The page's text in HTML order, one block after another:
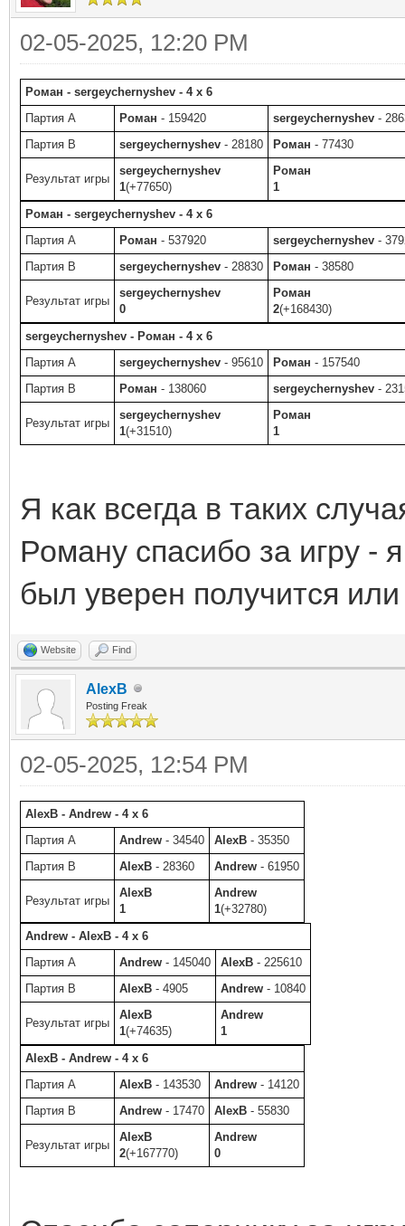
02-05-2025, 12:20 PM
Роман - sergeychernyshev - 4 x 6
Партия A
Роман - 159420 sergeychernyshev -
Партия B
sergeychernyshev - 28180 Роман - 77430
Результат игры
sergeychernyshev
1(+77650)
Роман
1
Роман - sergeychernyshev - 4 x 6
Партия A
Роман - 537920 sergeychernyshev -
Партия B
sergeychernyshev - 28830 Роман - 38580
Результат игры
sergeychernyshev
0
Роман
2(+168430)
sergeychernyshev - Роман - 4 x 6
Партия A
sergeychernyshev - 95610 Роман - 157540
Партия B
Роман - 138060 sergeychernyshev -
Результат игры
sergeychernyshev
1(+31510)
Роман
1
Я как всегда в таких
Роману спасибо за игру -
был уверен получится или
Website Find
AlexB
Posting Freak
02-05-2025, 12:54 PM
AlexB - Andrew - 4 x 6
Партия A
Andrew - 34540 AlexB - 35350
Партия B
AlexB - 28360 Andrew - 61950
Результат игры
AlexB
1
Andrew
1(+32780)
Andrew - AlexB - 4 x 6
Партия A
Andrew - 145040 AlexB - 225610
Партия B
AlexB - 4905 Andrew - 10840
Результат игры
AlexB
1(+74635)
Andrew
1
AlexB - Andrew - 4 x 6
Партия A
AlexB - 143530 Andrew - 14120
Партия B
Andrew - 17470 AlexB - 55830
Результат игры
AlexB
2(+167770)
Andrew
0